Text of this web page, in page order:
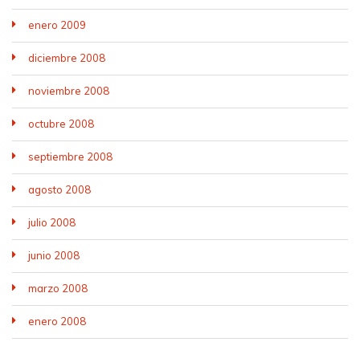
enero 2009
diciembre 2008
noviembre 2008
octubre 2008
septiembre 2008
agosto 2008
julio 2008
junio 2008
marzo 2008
enero 2008